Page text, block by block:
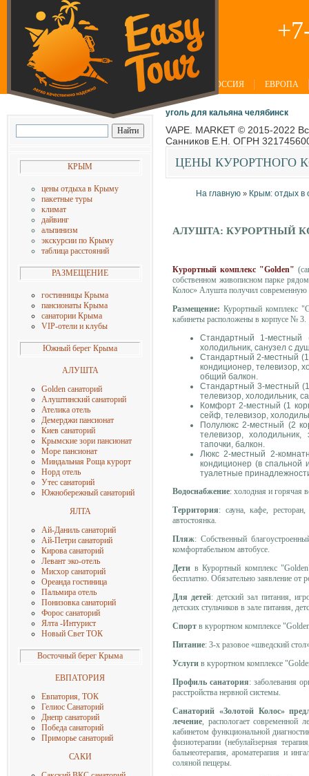
РОССИЯ ЕВРОПА
КРЫМ
цены отдыха в Крыму
пакетные туры
климат
дайвинг
альпинизм
экскурсии по Крыму
таблица расстояний
РАЗМЕЩЕНИЕ
гостинницы Крыма
пансионаты Крыма
санатории Крыма
VIP-отели и клубы
Южный берег Крыма
АЛУШТА
Golden санаторий
Алуштинский санаторий
Ателика отель
Демерджи пансионат
Киев санаторий
Крымские зори пансионат
Море пансионат
Миндальная Роща курорт
Норд отель
Утес санаторий
Южнобережный санаторий
ЯЛТА
Ай-Даниль санаторий
Ай-Петри санаторий
Кирова санаторий
Левант эко-отель
Мисхор санаторий
Ореанда гостиница
Пальмира отель
Понизовка санаторий
Форос санаторий
Ялта -Интурист
Новый Свет ТОК
Восточный берег Крыма
ЕВПАТОРИЯ
Евпатория, ТОК
Гелиос Санаторий
Днепр санаторий
Победа санаторий
Приморье санаторий
САКИ
уголь для кальяна челябинск
VAPE. MARKET © 2015-2022
Санников Е.Н. ОГРН
ЦЕНЫ КУРОРТНОГО
На главную » Крым: отдых в
АЛУШТА: КУРОРТНЫЙ
Курортный комплекс "Golden"
собственном живописном парке
Колос» Алушта получил современную
Размещение: Курортный комплекс
кабинеты расположены в корпусе № 3.
Стандартный 1-местный
холодильник, санузел с
Стандартный 2-местный
кондиционер, телевизор,
общий балкон.
Стандартный 3-местный
телевизор, холодильник,
Комфорт 2-местный (1
сейф, телевизор,
Полулюкс 2-местный (2
телевизор,
тапочки, балкон.
Люкс 2-местный 2-
кондиционер (в спальной
туалетные
Водоснабжение: холодная и горячая
Территория: сауна, кафе,
автостоянка.
Пляж: Собственный
комфортабельном автобусе.
Дети в Курортный комплекс
бесплатно. Обязательно заявление от
Для детей: детский зал питания,
детских стульчиков в зале питания,
Спорт в курортном комплексе
Питание: 3-х разовое «шведский
Услуги в курортном комплексе
Профиль санатория: заболевания
расстройства нервной системы.
Санаторий «Золотой Колос»
лечение, распологает современной
кабинетом функциональной
физиотерапии (небулайзерная
бальнеотерапия, ароматерапия и
соляной пещеры.